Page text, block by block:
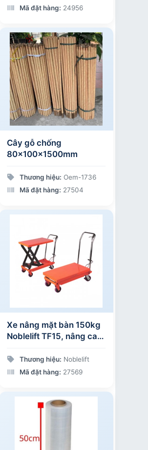
làm việc 2.8 tấn
Mã đặt hàng: 24956
Cây gỗ chống
80x100x1500mm
Thương hiệu: Oem-1736
Mã đặt hàng: 27504
Xe nâng mặt bàn 150kg
Noblelift TF15, nâng cao
Thương hiệu: Noblelift
Mã đặt hàng: 27569